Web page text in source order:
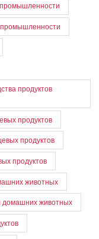
продуктов
продуктов
продуктов
продуктов
животных
домашних животных